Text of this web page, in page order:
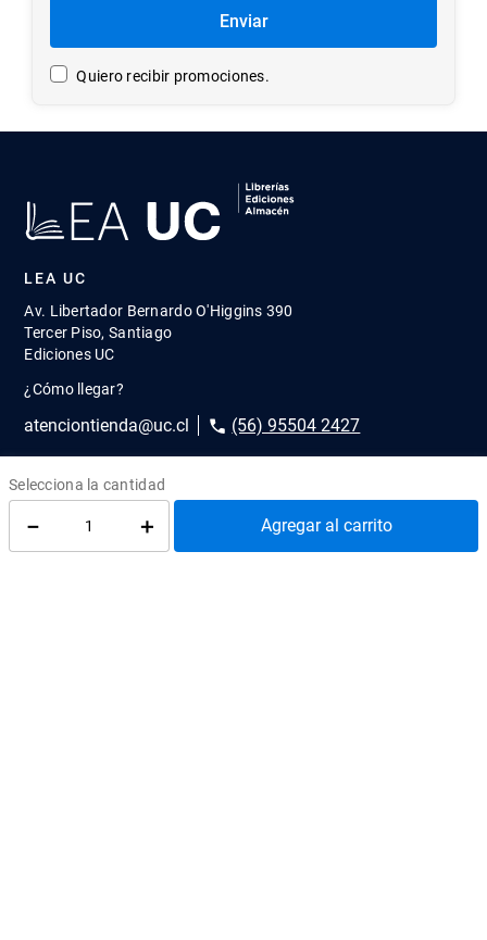
＋
－ Agregar al carrito
Enviar
Quiero recibir promociones.
LEA UC
Av. Libertador Bernardo O'Higgins 390
Tercer Piso, Santiago
Ediciones UC
¿Cómo llegar?
atenciontienda@uc.cl (56) 95504 2427
@EdicionesUC
@Librerias_UC